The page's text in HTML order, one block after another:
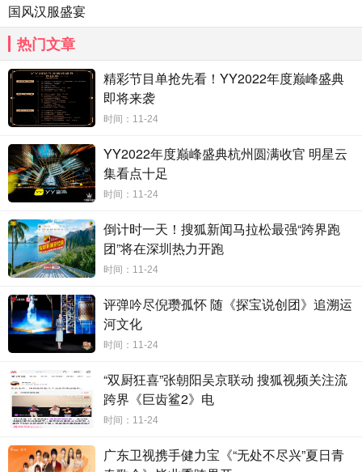
国风汉服盛宴
热门文章
精彩节目单抢先看！YY2022年度巅峰盛典
即将来袭
时间：11-24
YY2022年度巅峰盛典杭州圆满收官 明星云
集看点十足
时间：11-24
倒计时一天！搜狐新闻马拉松最强“跨界跑
团”将在深圳热力开跑
时间：11-24
评弹吟尽倪瓒孤怀 随《探宝说创团》追溯运
河文化
时间：11-24
“双厨狂喜”张朝阳吴京联动 搜狐视频关注流
跨界《巨齿鲨2》电
时间：11-24
广东卫视携手健力宝《“无处不尽兴”夏日青